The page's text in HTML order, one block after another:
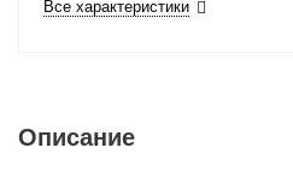
Все характеристики
Описание